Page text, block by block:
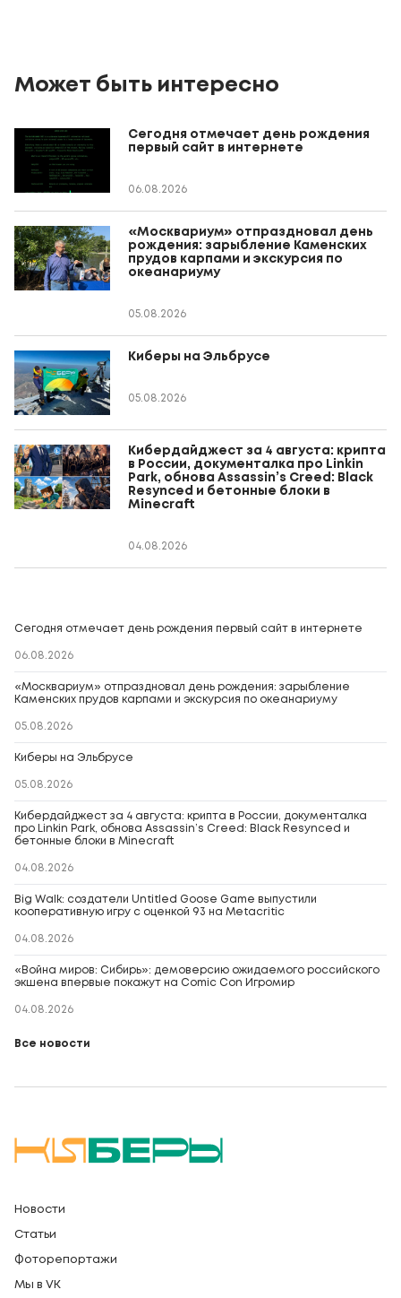
Может быть интересно
Сегодня отмечает день рождения
первый сайт в интернете
06.08.2026
«Москвариум» отпраздновал день
рождения: зарыбление Каменских
прудов карпами и экскурсия по
океанариуму
05.08.2026
Киберы на Эльбрусе
05.08.2026
Кибердайджест за 4 августа: крипта
в России, документалка про Linkin
Park, обнова Assassin’s Creed: Black
Resynced и бетонные блоки в
Minecraft
04.08.2026
Сегодня отмечает день рождения первый сайт в интернете
06.08.2026
«Москвариум» отпраздновал день рождения: зарыбление
Каменских прудов карпами и экскурсия по океанариуму
05.08.2026
Киберы на Эльбрусе
05.08.2026
Кибердайджест за 4 августа: крипта в России, документалка
про Linkin Park, обнова Assassin’s Creed: Black Resynced и
бетонные блоки в Minecraft
04.08.2026
Big Walk: создатели Untitled Goose Game выпустили
кооперативную игру с оценкой 93 на Metacritic
04.08.2026
«Война миров: Сибирь»: демоверсию ожидаемого российского
экшена впервые покажут на Comic Con Игромир
04.08.2026
Все новости
Новости
Статьи
Фоторепортажи
Мы в VK